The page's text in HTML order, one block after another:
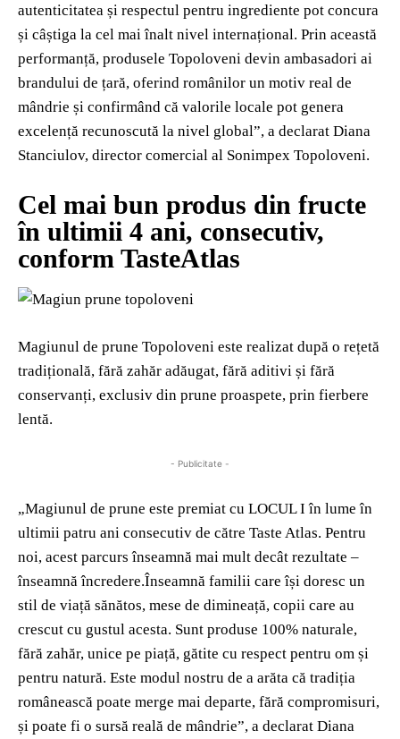
autenticitatea și respectul pentru ingrediente pot concura
și câștiga la cel mai înalt nivel internațional. Prin această
performanță, produsele Topoloveni devin ambasadori ai
brandului de țară, oferind românilor un motiv real de
mândrie și confirmând că valorile locale pot genera
excelență recunoscută la nivel global”, a declarat Diana
Stanciulov, director comercial al Sonimpex Topoloveni.
Cel mai bun produs din fructe
în ultimii 4 ani, consecutiv,
conform TasteAtlas
Magiunul de prune Topoloveni este realizat după o rețetă
tradițională, fără zahăr adăugat, fără aditivi și fără
conservanți, exclusiv din prune proaspete, prin fierbere
lentă.
- Publicitate -
„Magiunul de prune este premiat cu LOCUL I în lume în
ultimii patru ani consecutiv de către Taste Atlas. Pentru
noi, acest parcurs înseamnă mai mult decât rezultate –
înseamnă încredere.Înseamnă familii care își doresc un
stil de viață sănătos, mese de dimineață, copii care au
crescut cu gustul acesta. Sunt produse 100% naturale,
fără zahăr, unice pe piață, gătite cu respect pentru om și
pentru natură. Este modul nostru de a arăta că tradiția
românească poate merge mai departe, fără compromisuri,
și poate fi o sursă reală de mândrie”, a declarat Diana